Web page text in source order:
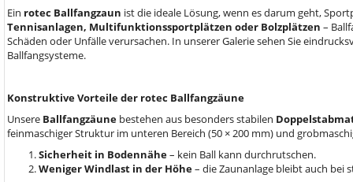
Ein rotec Ballfangzaun ist die ideale Lösung, wenn es darum geht,
Tennisanlagen, Multifunktionssportplätzen oder Bolzplätzen –
Schäden oder Unfälle verursachen. In unserer Galerie sehen Sie
Ballfangsysteme.
Konstruktive Vorteile der rotec Ballfangzäune
Unsere Ballfangzäune bestehen aus besonders stabilen
feinmaschiger Struktur im unteren Bereich (50 × 200 mm) und
Sicherheit in Bodennähe– kein Ball kann durchrutschen.
Weniger Windlast in der Höhe– die Zaunanlage bleibt auch bei